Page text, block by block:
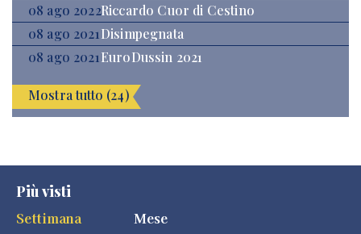
08 ago 2022Riccardo Cuor di Cestino
08 ago 2021Disimpegnata
08 ago 2021EuroDussin 2021
Mostra tutto (24)
Più visti
Settimana
Mese